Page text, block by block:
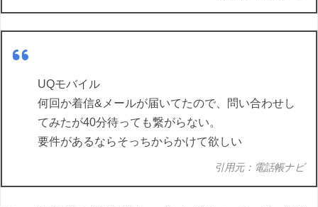
UQモバイル
何回か着信&メールが届いてたので、問い合わせし
てみたが40分待っても繋がらない。
要件があるならそっちからかけて欲しい
引用元：電話帳ナビ